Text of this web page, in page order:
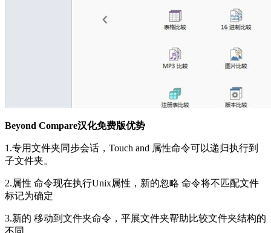
Beyond Compare汉化免费版优势
1.专用文件夹同步会话，Touch and 属性命令可以递归执行到
子文件夹。
2.属性 命令现在执行Unix属性，新的忽略 命令将不匹配文件
标记为确定
3.新的 移动到文件夹命令，平展文件夹帮助比较文件夹结构的